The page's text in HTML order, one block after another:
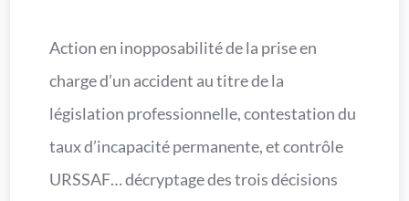
Action en inopposabilité de la prise en
charge d’un accident au titre de la
législation professionnelle, contestation du
taux d’incapacité permanente, et contrôle
URSSAF… décryptage des trois décisions